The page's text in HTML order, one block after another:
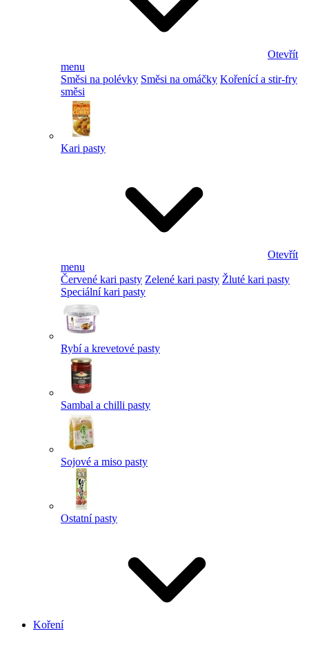
Otevřít
menu
Směsi na polévky Směsi na omáčky Kořenící a stir-fry
směsi
Kari pasty
Otevřít
menu
Červené kari pasty Zelené kari pasty Žluté kari pasty
Speciální kari pasty
Rybí a krevetové pasty
Sambal a chilli pasty
Sojové a miso pasty
Ostatní pasty
Koření